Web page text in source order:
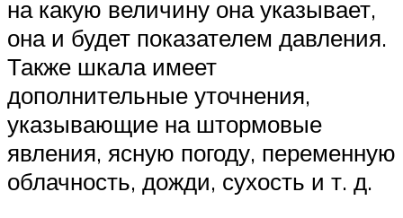
на какую величину она указывает,
она и будет показателем давления.
Также шкала имеет
дополнительные уточнения,
указывающие на штормовые
явления, ясную погоду, переменную
облачность, дожди, сухость и т. д.